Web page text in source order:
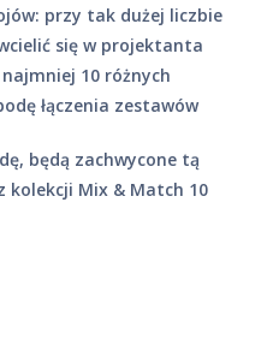
przy tak dużej liczbie
się w projektanta
10 różnych
łączenia zestawów
będą zachwycone tą
kolekcji Mix & Match 10